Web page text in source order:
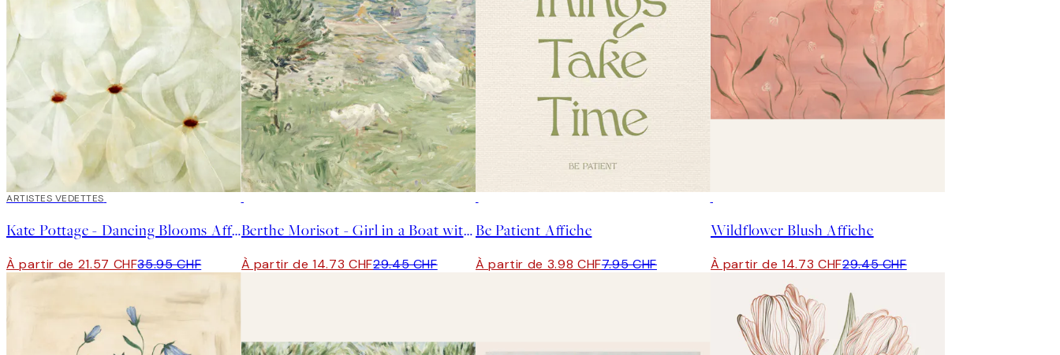
40%*
ARTISTES VEDETTES
Kate Pottage - Dancing Blooms Affiche
À partir de 21.57 CHF35.95 CHF
Berthe Morisot - Girl in a Boat with Geese Affiche
À partir de 14.73 CHF29.45 CHF
Be Patient Affiche
À partir de 3.98 CHF7.95 CHF
Wildflower Blush Affiche
À partir de 14.73 CHF29.45 CHF